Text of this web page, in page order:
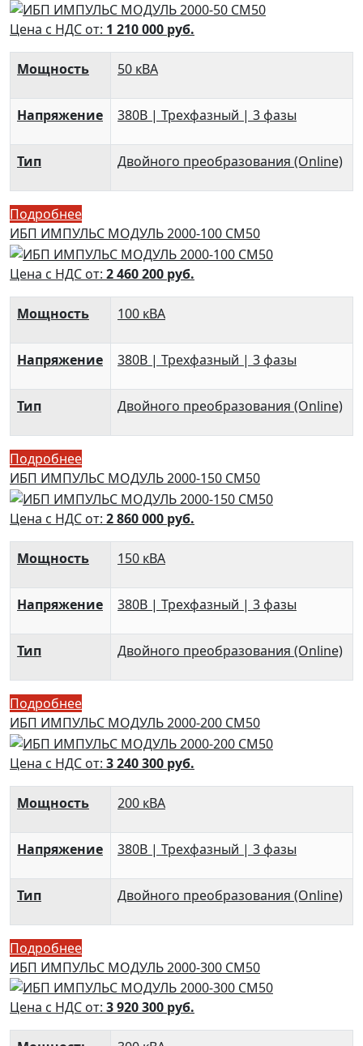
Цена с НДС от: 1 210 000 руб.
Мощность 50 кВА
Напряжение 380В | Трехфазный | 3 фазы
Тип Двойного преобразования (Online)
Подробнее
ИБП ИМПУЛЬС МОДУЛЬ 2000-100 СМ50
Цена с НДС от: 2 460 200 руб.
Мощность 100 кВА
Напряжение 380В | Трехфазный | 3 фазы
Тип Двойного преобразования (Online)
Подробнее
ИБП ИМПУЛЬС МОДУЛЬ 2000-150 СМ50
Цена с НДС от: 2 860 000 руб.
Мощность 150 кВА
Напряжение 380В | Трехфазный | 3 фазы
Тип Двойного преобразования (Online)
Подробнее
ИБП ИМПУЛЬС МОДУЛЬ 2000-200 СМ50
Цена с НДС от: 3 240 300 руб.
Мощность 200 кВА
Напряжение 380В | Трехфазный | 3 фазы
Тип Двойного преобразования (Online)
Подробнее
ИБП ИМПУЛЬС МОДУЛЬ 2000-300 СМ50
Цена с НДС от: 3 920 300 руб.